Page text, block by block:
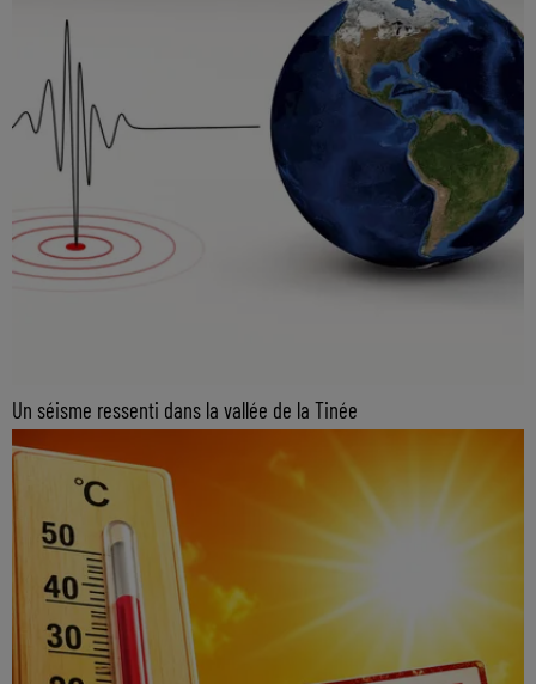
Un séisme ressenti dans la vallée de la Tinée